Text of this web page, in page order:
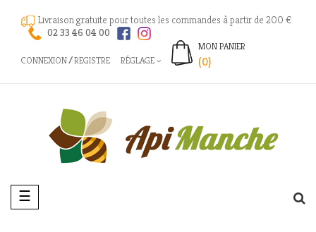
Livraison gratuite pour toutes les commandes à partir de 200 €
02 33 46 04 00
CONNEXION REGISTRE RÉGLAGE
MON PANIER
(0)
Basculer
la
☰